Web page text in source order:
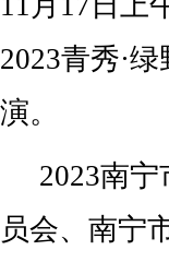
2023青秀·
演。
2023南
员会、南宁